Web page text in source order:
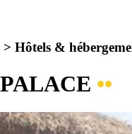
Hôtels &
••